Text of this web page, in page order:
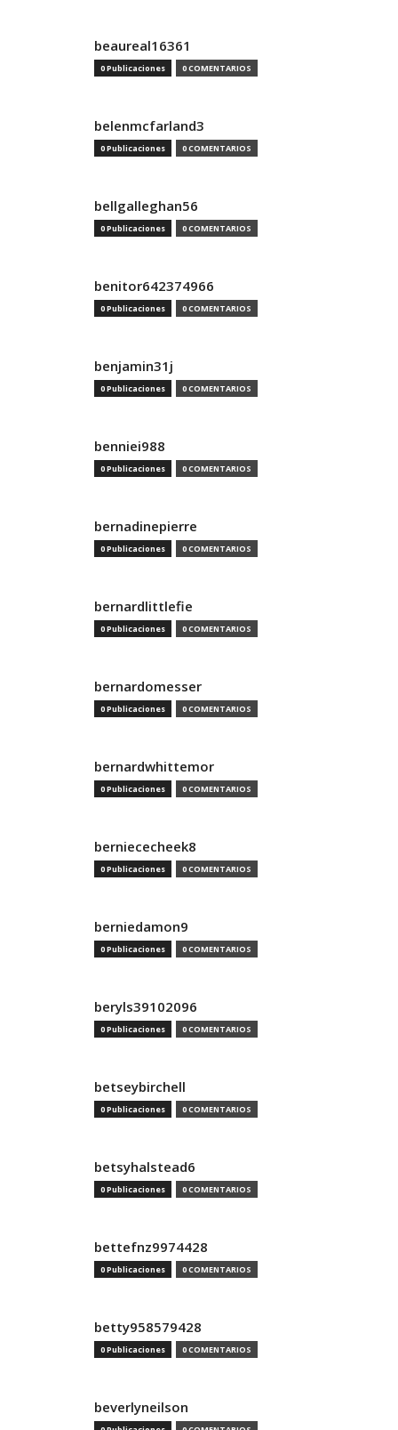
beaureal16361
0 Publicaciones 0 COMENTARIOS
belenmcfarland3
0 Publicaciones 0 COMENTARIOS
bellgalleghan56
0 Publicaciones 0 COMENTARIOS
benitor642374966
0 Publicaciones 0 COMENTARIOS
benjamin31j
0 Publicaciones 0 COMENTARIOS
benniei988
0 Publicaciones 0 COMENTARIOS
bernadinepierre
0 Publicaciones 0 COMENTARIOS
bernardlittlefie
0 Publicaciones 0 COMENTARIOS
bernardomesser
0 Publicaciones 0 COMENTARIOS
bernardwhittemor
0 Publicaciones 0 COMENTARIOS
berniececheek8
0 Publicaciones 0 COMENTARIOS
berniedamon9
0 Publicaciones 0 COMENTARIOS
beryls39102096
0 Publicaciones 0 COMENTARIOS
betseybirchell
0 Publicaciones 0 COMENTARIOS
betsyhalstead6
0 Publicaciones 0 COMENTARIOS
bettefnz9974428
0 Publicaciones 0 COMENTARIOS
betty958579428
0 Publicaciones 0 COMENTARIOS
beverlyneilson